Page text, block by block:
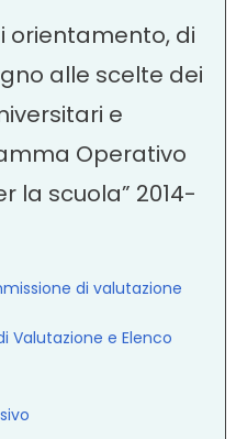
orientamento, di
alle scelte dei
e
Operativo
la scuola” 2014-
di valutazione
Valutazione e Elenco